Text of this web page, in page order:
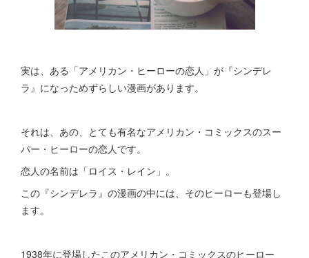
実は、ある「アメリカン・ヒーローの恋人」が『シンデレ
ラ』になっためずらしい漫画があります。
それは、あの、とても有名なアメリカン・コミックスのスー
パー・ヒーローの恋人です。
恋人の名前は「ロイス・レイン」。
この『シンデレラ』の漫画の中には、そのヒーローも登場し
ます。
1938年に登場したこのアメリカン・コミックスのヒーロー